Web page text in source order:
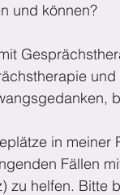
und können?
in meiner
Fällen
zu helfen. Bitte